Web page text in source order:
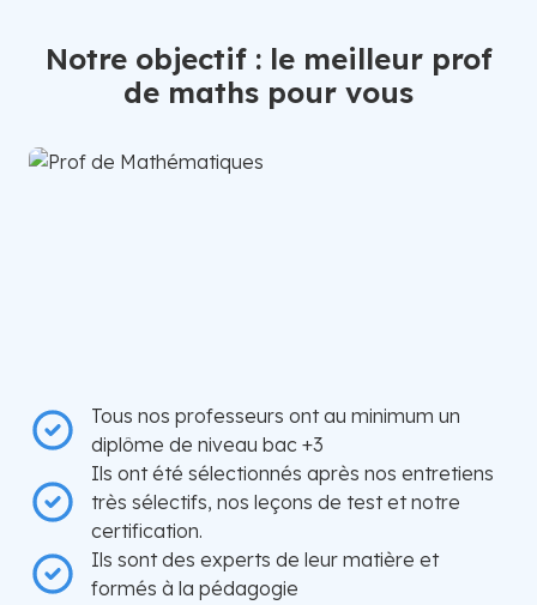
Notre objectif : le meilleur prof
de maths pour vous
Tous nos professeurs ont au minimum un
diplôme de niveau bac +3
Ils ont été sélectionnés après nos entretiens
très sélectifs, nos leçons de test et notre
certification.
Ils sont des experts de leur matière et
formés à la pédagogie